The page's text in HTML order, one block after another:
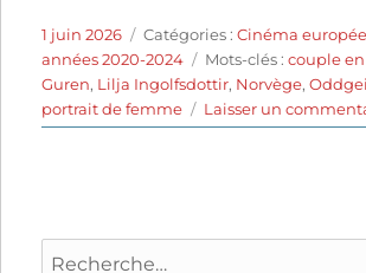
Publié
le
1 juin 2026 Catégories
Catégories :Cinéma
années 2020-2024
Étiquettes
Mots-clés :couple
Guren, Lilja Ingolfsdottir, Norvège,
portrait de femme
Laisser un
Recherche